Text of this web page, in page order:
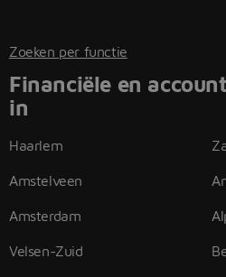
Zoeken per functie
Financiële en
in
Haarlem
Amstelveen
Amsterdam
Velsen-Zuid